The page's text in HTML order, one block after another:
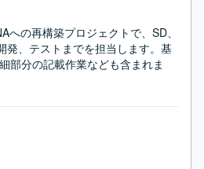
への再構築プロジェクトで、SD、
発、テストまでを担当します。基
部分の記載作業なども含まれま